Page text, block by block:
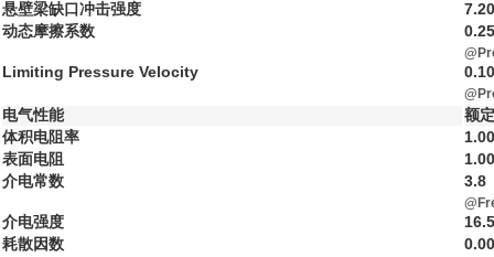
悬壁梁缺口冲击强度
动态摩擦系数
0.25
Limiting Pressure Velocity
电气性能
额
体积电阻率
表面电阻
介电常数
3.8
介电强度
耗散因数